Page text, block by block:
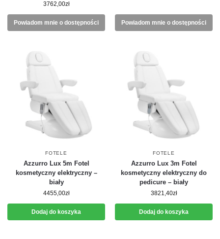
3762,00zł
Powiadom mnie o dostępności Powiadom mnie o dostępności
FOTELE
Azzurro Lux 5m Fotel
kosmetyczny elektryczny –
biały
4455,00zł
Dodaj do koszyka
FOTELE
Azzurro Lux 3m Fotel
kosmetyczny elektryczny do
pedicure – biały
3821,40zł
Dodaj do koszyka